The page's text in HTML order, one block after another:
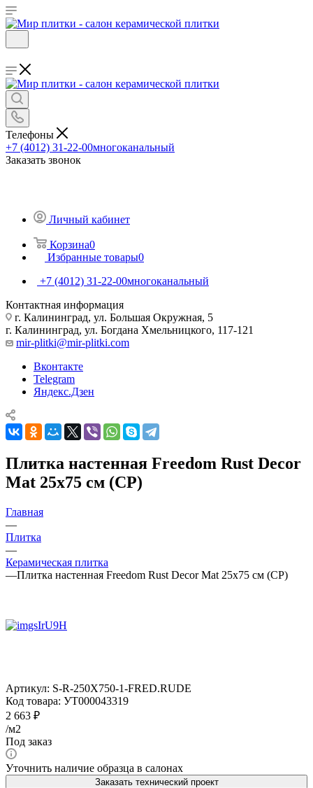
Телефоны
+7 (4012) 31-22-00многоканальный
Заказать звонок
Личный кабинет
Корзина0
Избранные товары0
+7 (4012) 31-22-00многоканальный
Контактная информация
г. Калининград, ул. Большая Окружная, 5
г. Калининград, ул. Богдана Хмельницкого, 117-121
mir-plitki@mir-plitki.com
Вконтакте
Telegram
Яндекс.Дзен
Плитка настенная Freedom Rust Decor
Mat 25x75 см (CP)
Главная
—
Плитка
—
Керамическая плитка
—Плитка настенная Freedom Rust Decor Mat 25x75 см (CP)
Артикул: S-R-250X750-1-FRED.RUDE
Код товара: УТ000043319
2 663 ₽
/м2
Под заказ
Уточнить наличие образца в салонах
Заказать технический проект